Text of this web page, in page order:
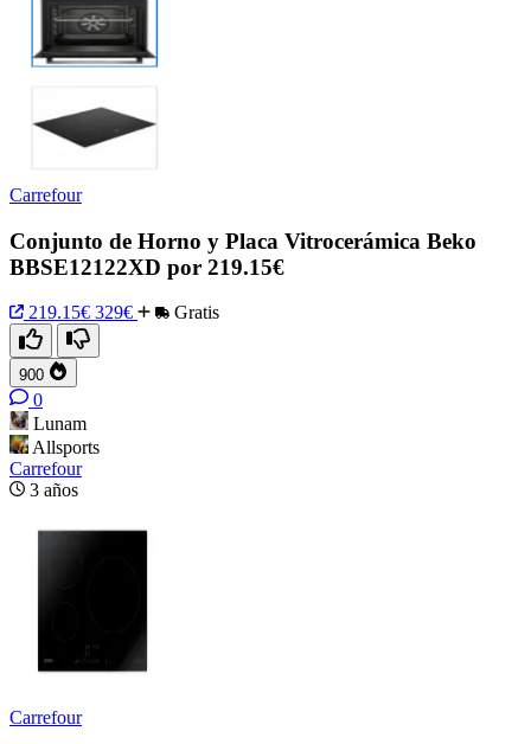
Carrefour
Conjunto de Horno y Placa Vitrocerámica Beko
BBSE12122XD por 219.15€
219.15€ 329€ Gratis
900
0
Lunam
Allsports
Carrefour
3 años
Carrefour